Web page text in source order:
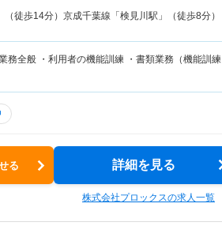
（徒歩14分）京成千葉線「検見川駅」（徒歩8分）
務全般 ・利用者の機能訓練 ・書類業務（機能訓練
る 詳細を見る
株式会社プロックスの求人一覧